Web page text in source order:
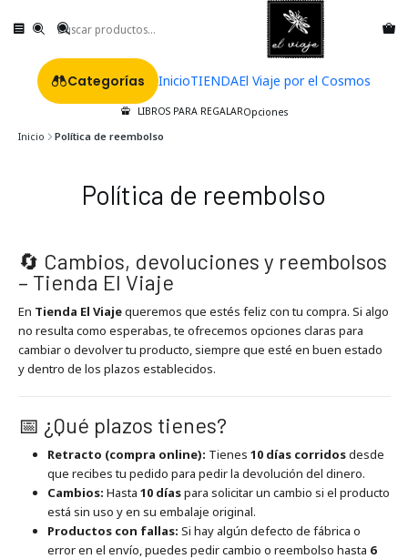
Categorías InicioTIENDAEl Viaje por el Cosmos
LIBROS PARA REGALAROpciones
Inicio Política de reembolso
Política de reembolso
🔄 Cambios, devoluciones y reembolsos
– Tienda El Viaje
En Tienda El Viajequeremos que estés feliz con tu compra. Si algo
no resulta como esperabas, te ofrecemos opciones claras para
cambiar o devolver tu producto, siempre que esté en buen estado
y dentro de los plazos establecidos.
📅 ¿Qué plazos tienes?
Retracto (compra online): Tienes 10 días corridosdesde
que recibes tu pedido para pedir la devolución del dinero.
Cambios: Hasta 10 díaspara solicitar un cambio si el producto
está sin uso y en su embalaje original.
Productos con fallas: Si hay algún defecto de fábrica o
error en el envío, puedes pedir cambio o reembolso hasta 6